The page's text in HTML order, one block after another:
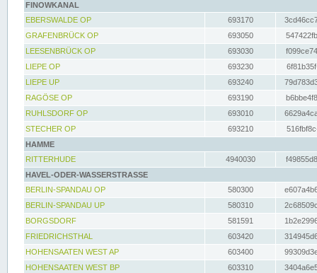
FINOWKANAL
EBERSWALDE OP
693170
GRAFENBRÜCK OP
693050
LEESENBRÜCK OP
693030
LIEPE OP
693230
LIEPE UP
693240
RAGÖSE OP
693190
RUHLSDORF OP
693010
STECHER OP
693210
HAMME
RITTERHUDE
4940030
HAVEL-ODER-WASSERSTRASSE
BERLIN-SPANDAU OP
580300
BERLIN-SPANDAU UP
580310
BORGSDORF
581591
FRIEDRICHSTHAL
603420
HOHENSAATEN WEST AP
603400
HOHENSAATEN WEST BP
603310